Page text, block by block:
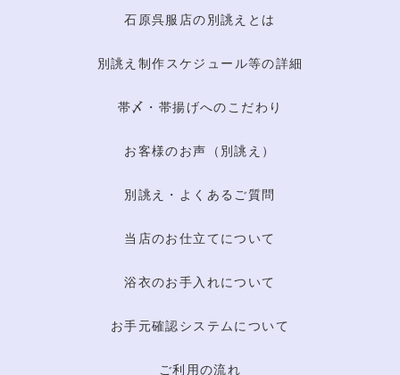
石原呉服店の別誂えとは
別誂え制作スケジュール等の詳細
帯〆・帯揚げへのこだわり
お客様のお声（別誂え）
別誂え・よくあるご質問
当店のお仕立てについて
浴衣のお手入れについて
お手元確認システムについて
ご利用の流れ